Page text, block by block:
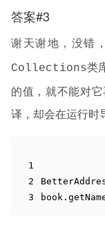
答案#3
谢天谢地，没错，
Collections类
的值，就不能对
译，却会在运行时
book.get